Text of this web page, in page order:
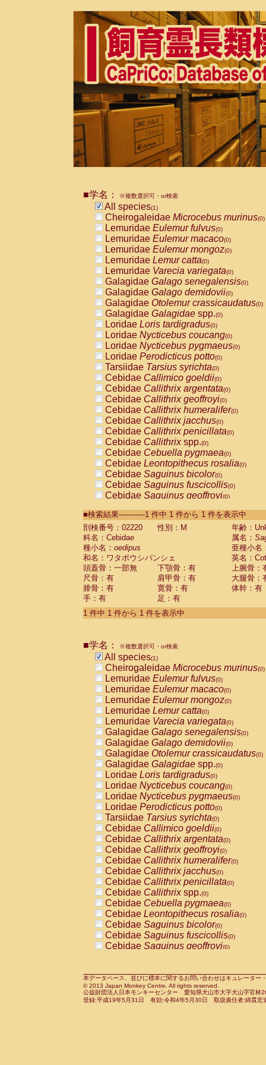
■学名： ※複数選択可・or検索
All species(1)
Cheirogaleidae Microcebus murinus(0)
Lemuridae Eulemur fulvus(0)
Lemuridae Eulemur macaco(0)
Lemuridae Eulemur mongoz(0)
Lemuridae Lemur catta(0)
Lemuridae Varecia variegata(0)
Galagidae Galago senegalensis(0)
Galagidae Galago demidovii(0)
Galagidae Otolemur crassicaudatus(0)
Galagidae Galagidae spp.(0)
Loridae Loris tardigradus(0)
Loridae Nycticebus coucang(0)
Loridae Nycticebus pygmaeus(0)
Loridae Perodicticus potto(0)
Tarsiidae Tarsius syrichta(0)
Cebidae Callimico goeldii(0)
Cebidae Callithrix argentata(0)
Cebidae Callithrix geoffroyi(0)
Cebidae Callithrix humeralifer(0)
Cebidae Callithrix jacchus(0)
Cebidae Callithrix penicillata(0)
Cebidae Callithrixspp.(0)
Cebidae Cebuella pygmaea(0)
Cebidae Leontopithecus rosalia(0)
Cebidae Saguinus bicolor(0)
Cebidae Saguinus fuscicollis(0)
Cebidae Saguinus geoffroyi(0)
CebidaeSaguinus labiatus(0)
Cebidae Saguinus leucopus (0)
Cebidae
Cebidae
CebidaeSaguinus nigricollis (0)
Cebidae Saguinus oedipus
Cebidae Saguinus weddelli
Cebidae Saguinusspp.
Cebidae Aotus trivirgatus
Cebidae Cebus albifrons
CebidaeCebus nigrivittatus
CebidaeCebus
CebidaeSaimiri boliviensis(0)
CebidaeSaimiri sciureus(0)
AtelidaeAlouatta caraya(0)
AtelidaeAlouatta fusca(0)
AtelidaeAlouatta seniculus
AtelidaeAlouattaspp.(0)
AtelidaeAteles belzebuth(0)
AtelidaeAteles geoffroyi(0)
AtelidaeAteles paniscus(0)
AtelidaeAtelesspp.(0)
Atelidae Lagothrix lagothricha
AtelidaeLagothrix lagothricha cana
PitheciidaeCacajao calvus
PitheciidaeCallicebus cupreus
PitheciidaeCallicebus donacophilus
PitheciidaeCallicebus moloch
PitheciidaeCallicebus torquatus
PitheciidaeCallicebusspp.(0)
PitheciidaeChiropotes satanas(0)
PitheciidaePithecia monachus
PitheciidaePithecia pithecia(0)
CercopithecidaeCercocebus agilis
CercopithecidaeCercocebus
CercopithecidaeCercocebus
CercopithecidaeCercocebus
CercopithecidaeCercocebus
CercopithecidaeCercocebushybrid
CercopithecidaePapio anubis(0)
CercopithecidaePapio cynocephalus
CercopithecidaePapio hamadryas(0)
■検索結果-----------1 件中 1 件から 1 件を表示中
剖検番号：02220
性別：M
年齢：
科名：Cebidae
属名：
種小名： oedipus
亜種小名
和名：ワタボウシパンシェ
英名：
頭蓋骨：一部無
下顎骨：有
上腕骨：
尺骨：有
肩甲骨：有
大腿骨：
腓骨：有
寛骨：有
体幹：有
手：有
足：有
1 件中 1 件から 1 件を表示中
■学名： ※複数選択可・or検索
All species(1)
Cheirogaleidae Microcebus murinus(0)
Lemuridae Eulemur fulvus(0)
Lemuridae Eulemur macaco(0)
Lemuridae Eulemur mongoz(0)
Lemuridae Lemur catta(0)
Lemuridae Varecia variegata(0)
Galagidae Galago senegalensis(0)
Galagidae Galago demidovii(0)
Galagidae Otolemur crassicaudatus(0)
Galagidae Galagidae spp.(0)
Loridae Loris tardigradus(0)
Loridae Nycticebus coucang(0)
Loridae Nycticebus pygmaeus(0)
Loridae Perodicticus potto(0)
Tarsiidae Tarsius syrichta(0)
Cebidae Callimico goeldii(0)
Cebidae Callithrix argentata(0)
Cebidae Callithrix geoffroyi(0)
Cebidae Callithrix humeralifer(0)
Cebidae Callithrix jacchus(0)
Cebidae Callithrix penicillata(0)
Cebidae Callithrixspp.(0)
Cebidae Cebuella pygmaea(0)
Cebidae Leontopithecus rosalia(0)
Cebidae Saguinus bicolor(0)
Cebidae Saguinus fuscicollis(0)
Cebidae Saguinus geoffroyi(0)
CebidaeSaguinus leucopus(0)
CebidaeSaguinus midas(0)
Cebidae Saguinus mystax(0)
本データベース、並びに標本に関するお問い合わせはキュレータ
© 2013 Japan Monkey Centre. All rights reserved.
公益財団法人日本モンキーセンター 愛知県犬山市大字犬山字官
登録:平成19年5月31日 有効:令和4年5月30日 取扱責任者:綿貫宏